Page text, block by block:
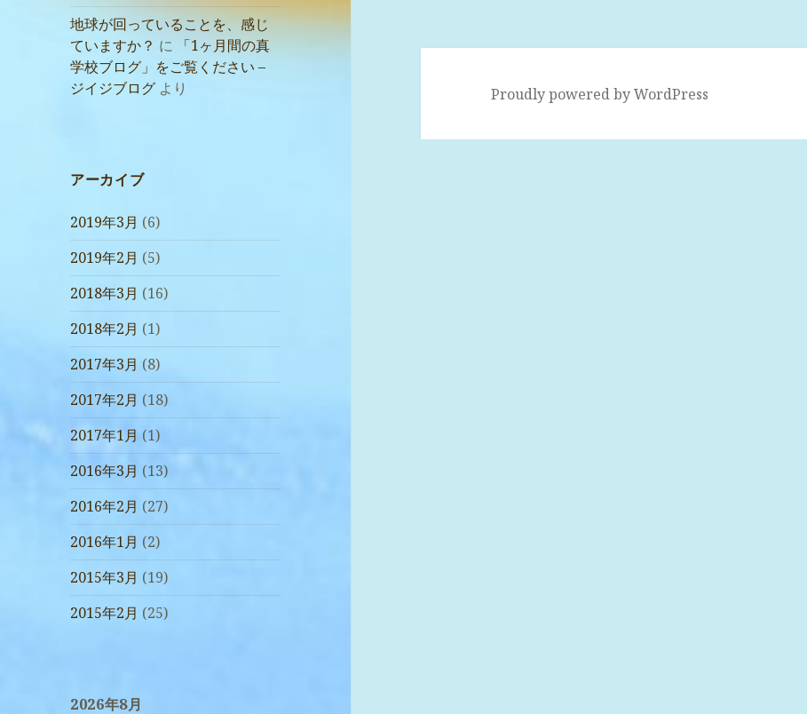
地球が回っていることを、感じ
ていますか？ に
「1ヶ月間の真
学校ブログ」をご覧ください –
ジイジブログ より
アーカイブ
2019年3月 (6)
2019年2月 (5)
2018年3月 (16)
2018年2月 (1)
2017年3月 (8)
2017年2月 (18)
2017年1月 (1)
2016年3月 (13)
2016年2月 (27)
2016年1月 (2)
2015年3月 (19)
2015年2月 (25)
2026年8月
Proudly powered by WordPress